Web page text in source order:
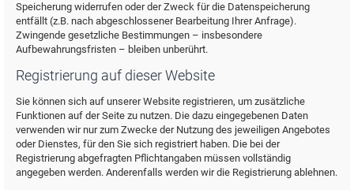
Speicherung widerrufen oder der Zweck für die Datenspeicherung
entfällt (z.B. nach abgeschlossener Bearbeitung Ihrer Anfrage).
Zwingende gesetzliche Bestimmungen – insbesondere
Aufbewahrungsfristen – bleiben unberührt.
Registrierung auf dieser Website
Sie können sich auf unserer Website registrieren, um zusätzliche
Funktionen auf der Seite zu nutzen. Die dazu eingegebenen Daten
verwenden wir nur zum Zwecke der Nutzung des jeweiligen Angebotes
oder Dienstes, für den Sie sich registriert haben. Die bei der
Registrierung abgefragten Pflichtangaben müssen vollständig
angegeben werden. Anderenfalls werden wir die Registrierung ablehnen.